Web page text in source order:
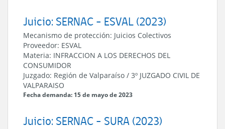
Juicio: SERNAC - ESVAL (2023)
Mecanismo de protección: Juicios Colectivos
Proveedor: ESVAL
Materia: INFRACCION A LOS DERECHOS DEL
CONSUMIDOR
Juzgado: Región de Valparaíso / 3º JUZGADO CIVIL DE
VALPARAISO
Fecha demanda: 15 de mayo de 2023
Juicio: SERNAC - SURA (2023)